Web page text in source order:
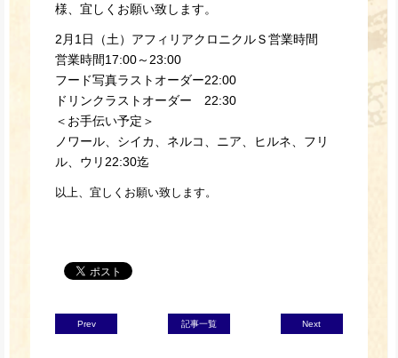
様、宜しくお願い致します。
2月1日（土）アフィリアクロニクルＳ営業時間
営業時間17:00～23:00
フード写真ラストオーダー22:00
ドリンクラストオーダー 22:30
＜お手伝い予定＞
ノワール、シイカ、ネルコ、ニア、ヒルネ、フリ
ル、ウリ22:30迄
以上、宜しくお願い致します。
Prev 記事一覧 Next